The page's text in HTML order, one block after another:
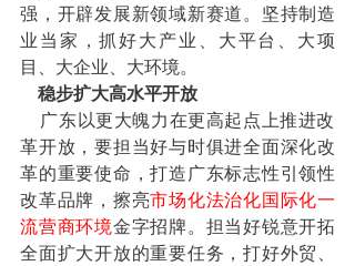
强，开辟发展新领域新赛道。坚持制造
业当家，抓好大产业、大平台、大项
目、大企业、大环境。
    稳步扩大高水平开放
革开放，要担当好与时俱进全面深化改
革的重要使命，打造广东标志性引领性
改革品牌，擦亮市场化法治化国际化一
流营商环境金字招牌。担当好锐意开拓
全面扩大开放的重要任务，打好外贸、